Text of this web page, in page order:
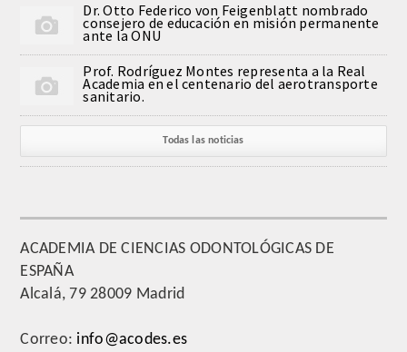
Noticias
Notas de prensa
Artículos de Académicos
Dr. Otto Federico von Feigenblatt nombrado
consejero de educación en misión permanente
ante la ONU
Prof. Rodríguez Montes representa a la Real
Academia en el centenario del aerotransporte
sanitario.
Todas las noticias
ACADEMIA DE CIENCIAS ODONTOLÓGICAS DE
ESPAÑA
Alcalá, 79 28009 Madrid
Correo: info@acodes.es